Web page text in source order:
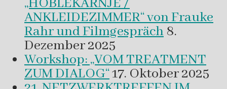
„HOBLEKAŔNJE /
ANKLEIDEZIMMER“ von Frauke
Rahr und Filmgespräch 8.
Dezember 2025
Workshop: „VOM TREATMENT
ZUM DIALOG“17. Oktober 2025